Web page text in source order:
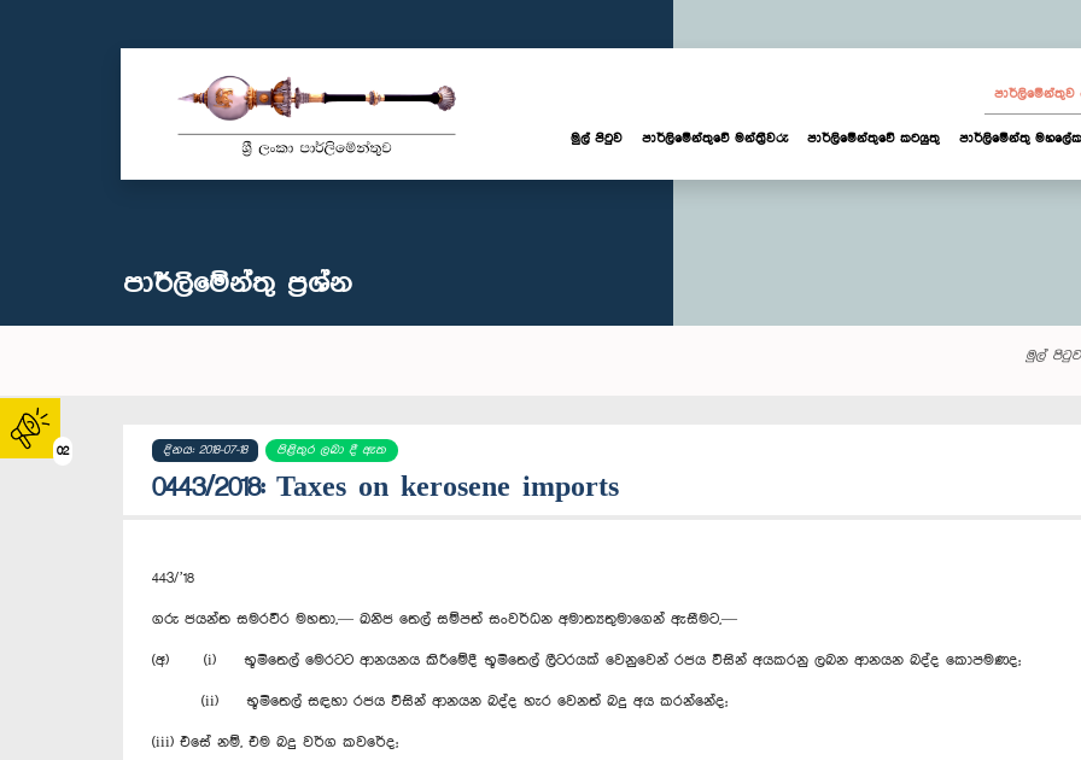
02
පාර්ලි‌මේන්තුව
මුල් පිටුව පාර්ලි‌මේන්තුවේ මන්ත්‍රීවරු පාර්ලිමේන්තුවේ කටයුතු පාර්ලිමේන්තු
පාර්ලි‌මේන්තු‌ ප්‍රශ්න
මුල් පිටුව
දිනය: 2018-07-18 පිළිතුර ලබා දී ඇත
0443/2018: Taxes on kerosene imports
443/’18
ගරු ජයන්ත සමරවීර මහතා,— ඛනිජ තෙල් සම්පත් සංවර්ධන අමාත්‍යතුමාගෙන් ඇසීමට,—
(අ) (i) භූමිතෙල් මෙරටට ආනයනය කිරීමේදී භූමිතෙල් ලීටරයක් වෙනුවෙන් රජය විසින් අයකරනු ලබන ආනයන බද්ද කොපමණද;
(ii) භූමිතෙල් සඳහා රජය විසින් ආනයන බද්ද හැර වෙනත් බදු අය කරන්නේද;
(iii) එසේ නම්, එම බදු වර්ග කවරේද;